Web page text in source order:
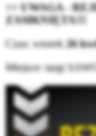
>> UWAGA -
ZAMKNIĘTA!!!
Czas: wtorek 26
Miejsce: targi